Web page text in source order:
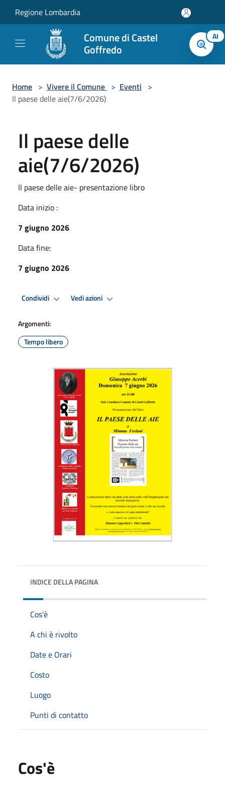
Regione Lombardia
Comune di Castel
Goffredo
AI
Home > Vivere il Comune > Eventi >
Il paese delle aie(7/6/2026)
Il paese delle
aie(7/6/2026)
Il paese delle aie- presentazione libro
Data inizio :
7 giugno 2026
Data fine:
7 giugno 2026
Condividi Vedi azioni
Argomenti:
Tempo libero
INDICE DELLA PAGINA
Cos'è
A chi è rivolto
Date e Orari
Costo
Luogo
Punti di contatto
Cos'è